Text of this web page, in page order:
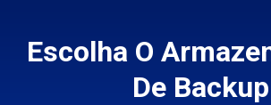
Escolha O
De Backup